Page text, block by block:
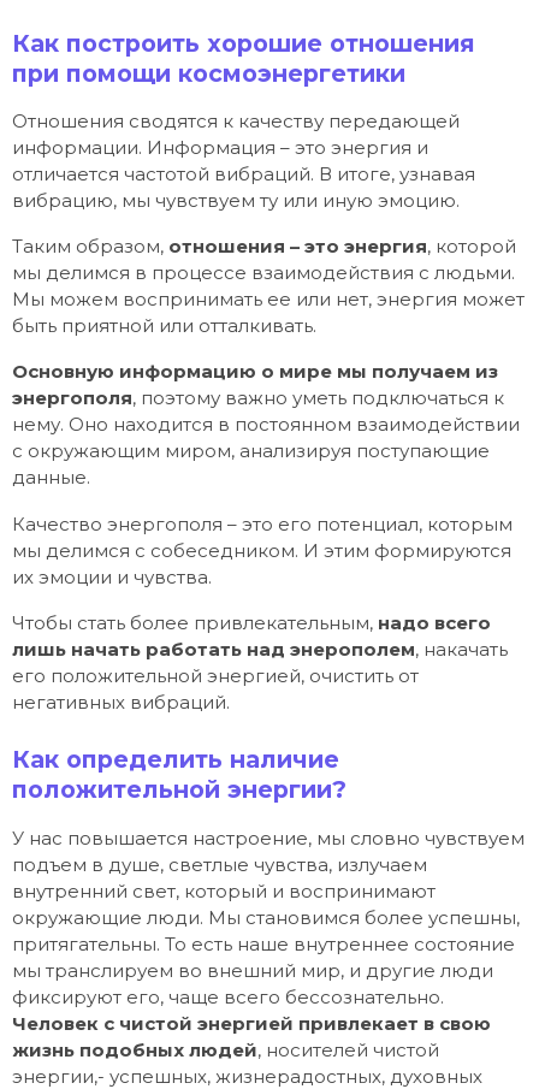
Как построить хорошие отношения
при помощи космоэнергетики
Отношения сводятся к качеству передающей
информации. Информация – это энергия и
отличается частотой вибраций. В итоге, узнавая
вибрацию, мы чувствуем ту или иную эмоцию.
Таким образом, отношения – это энергия, которой
мы делимся в процессе взаимодействия с людьми.
Мы можем воспринимать ее или нет, энергия может
быть приятной или отталкивать.
Основную информацию о мире мы получаем из
энергополя, поэтому важно уметь подключаться к
нему. Оно находится в постоянном взаимодействии
с окружающим миром, анализируя поступающие
данные.
Качество энергополя – это его потенциал, которым
мы делимся с собеседником. И этим формируются
их эмоции и чувства.
Чтобы стать более привлекательным, надо всего
лишь начать работать над энерополем, накачать
его положительной энергией, очистить от
негативных вибраций.
Как определить наличие
положительной энергии?
У нас повышается настроение, мы словно чувствуем
подъем в душе, светлые чувства, излучаем
внутренний свет, который и воспринимают
окружающие люди. Мы становимся более успешны,
притягательны. То есть наше внутреннее состояние
мы транслируем во внешний мир, и другие люди
фиксируют его, чаще всего бессознательно.
Человек с чистой энергией привлекает в свою
жизнь подобных людей, носителей чистой
энергии,- успешных, жизнерадостных, духовных